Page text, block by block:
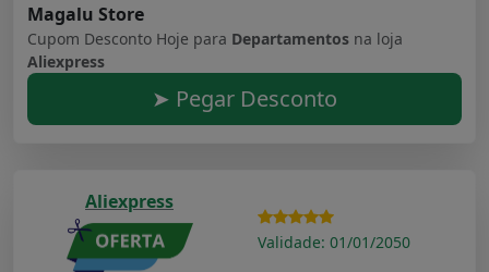
Magalu Store
Cupom Desconto Hoje para Departamentos na loja
Aliexpress
➤ Pegar Desconto
Aliexpress
Validade: 01/01/2050